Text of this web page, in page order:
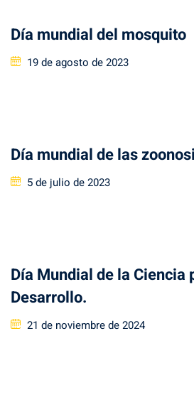
Día mundial del mosquito
Posted
19 de agosto de 2023
Día mundial de las
Posted
5 de julio de 2023
Día Mundial de la Ciencia
Desarrollo.
Posted
21 de noviembre de 2024